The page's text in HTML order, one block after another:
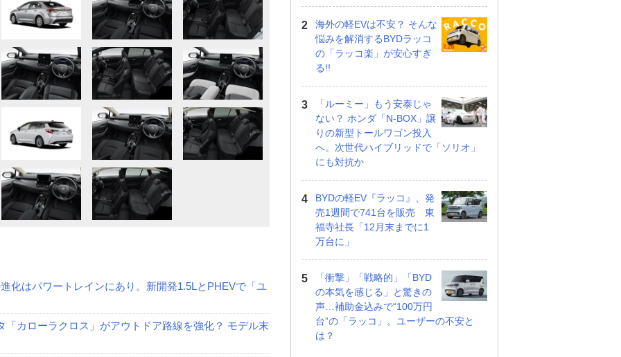
化はパワートレインにあり。新開発1.5LとPHEVで「ユ
「カローラクロス」がアウトドア路線を強化？ モデル末
海外の軽EVは不安？ そんな
悩みを解消するBYDラッコ
の「ラッコ楽」が安心すぎ
る!!
「ルーミー」もう安泰じゃ
ない？ ホンダ「N-BOX」譲
りの新型トールワゴン投入
へ。次世代ハイブリッドで「ソリオ」
にも対抗か
BYDの軽EV『ラッコ』、発
売1週間で741台を販売 東
福寺社長「12月末までに1
万台に」
「衝撃」「戦略的」「BYD
の本気を感じる」と驚きの
声…補助金込みで“100万円
台”の「ラッコ」。ユーザーの不安と
は？